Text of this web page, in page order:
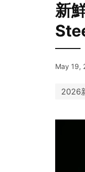
新
May 19,
2026